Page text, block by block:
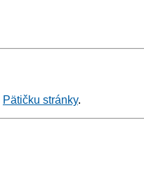
Pätičku stránky.